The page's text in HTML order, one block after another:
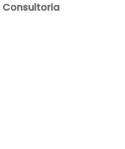
Consultoria